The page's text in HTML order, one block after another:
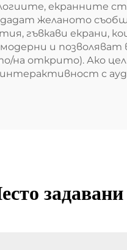
екранните
желаното
гъвкави екрани,
и
на открито). Ако
интерактивност с